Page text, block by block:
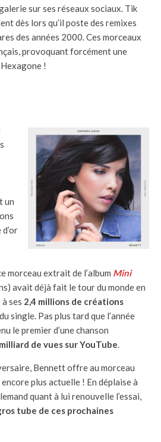
sur ses réseaux sociaux. Tik
dès lors qu’il poste des remixes
des années 2000. Ces morceaux
provoquant forcément une
!
un
morceau extrait de l’album Mini
avait déjà fait le tour du monde en
ses 2,4 millions de créations
single. Pas plus tard que l’année
le premier d’une chanson
de vues sur YouTube.
Bennett offre au morceau
encore plus actuelle ! En déplaise à
quant à lui renouvelle l’essai,
tube de ces prochaines